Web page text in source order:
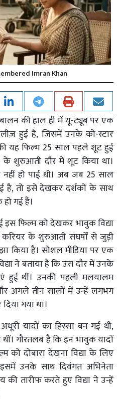
Imran Khan
बालन की हाल ही में यू-ट्यूब पर एक
हुई है, जिसमें उनके को-स्टार
यह फिल्म 25 साल पहले शूट हुई
के शुरुआती दौर में शूट किया था।
हो पाई थी। अब जब 25 साल
है, तो इसे देखकर दर्शकों के साथ
गई हैं।
इस फिल्म को देखकर भावुक विद्या
के शुरुआती संघर्षों से जुड़ी
किया है। सोशल मीडिया पर एक
ने बताया है कि उस दौर में उनके
हुई थीं। उनकी पहली मलयालम
अगले तीन सालों में उन्हें लगभग
गया था।
यादों का हिस्सा बन गई थी,
गौरतलब है कि इन भावुक यादों
दोबारा देखना विद्या के लिए
उनके साथ दिवंगत अभिनेता
तारीफ करते हुए विद्या ने उन्हें